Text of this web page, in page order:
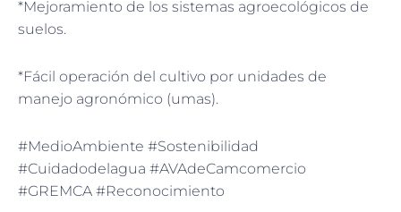
*Mejoramiento de los sistemas agroecológicos de
suelos.
*Fácil operación del cultivo por unidades de
manejo agronómico (umas).
#MedioAmbiente #Sostenibilidad
#Cuidadodelagua #AVAdeCamcomercio
#GREMCA #Reconocimiento